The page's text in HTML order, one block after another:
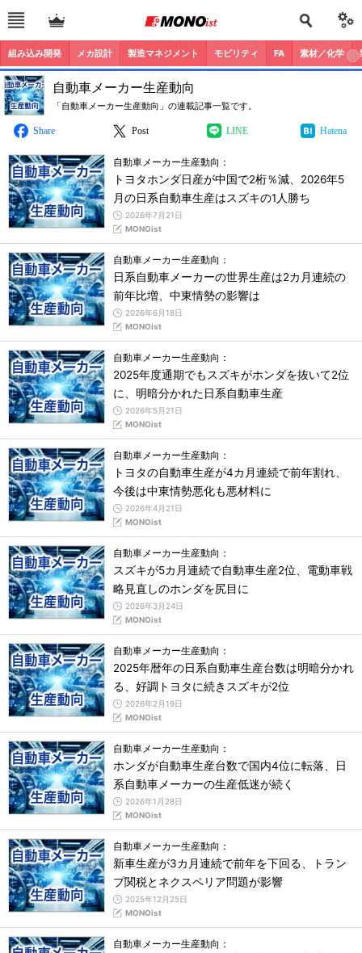
組み込み開発 メカ設計 製造マネジメント モビリティ FA 素材／化学
自動車メーカー生産動向
「自動車メーカー生産動向」の連載記事一覧です。
Share Post LINE Hatena
自動車メーカー生産動向：
トヨタホンダ日産が中国で2桁％減、2026年5
月の日系自動車生産はスズキの1人勝ち
2026年7月21日
MONOist
自動車メーカー生産動向：
日系自動車メーカーの世界生産は2カ月連続の
前年比増、中東情勢の影響は
2026年6月18日
MONOist
自動車メーカー生産動向：
2025年度通期でもスズキがホンダを抜いて2位
に、明暗分かれた日系自動車生産
2026年5月21日
MONOist
自動車メーカー生産動向：
トヨタの自動車生産が4カ月連続で前年割れ、
今後は中東情勢悪化も悪材料に
2026年4月21日
MONOist
自動車メーカー生産動向：
スズキが5カ月連続で自動車生産2位、電動車戦
略見直しのホンダを尻目に
2026年3月24日
MONOist
自動車メーカー生産動向：
2025年暦年の日系自動車生産台数は明暗分かれ
る、好調トヨタに続きスズキが2位
2026年2月19日
MONOist
自動車メーカー生産動向：
ホンダが自動車生産台数で国内4位に転落、日
系自動車メーカーの生産低迷が続く
2026年1月28日
MONOist
自動車メーカー生産動向：
新車生産が3カ月連続で前年を下回る、トラン
プ関税とネクスペリア問題が影響
2025年12月25日
MONOist
自動車メーカー生産動向：